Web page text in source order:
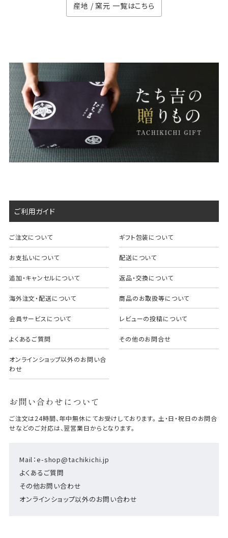
産地 / 窯元 一覧はこちら
ご利用ガイド
ご注文について ギフト包装について
お支払いについて 配送について
追加・キャンセルについて 返品・交換について
海外注文・配送について 商品のお取扱等について
会員サービスについて レビューの投稿について
よくあるご質問 その他のお問合せ
オンラインショップ以外のお問い合
わせ
お問い合わせについて
Mail：e-shop@tachikichi.jp
よくあるご質問
その他お問い合わせ
オンラインショップ以外のお問い合わせ
ご注文は24時間、年中無休にてお受けしております。 土・日・祝日のお問合
せなどのご対応は、翌営業日からとなります。